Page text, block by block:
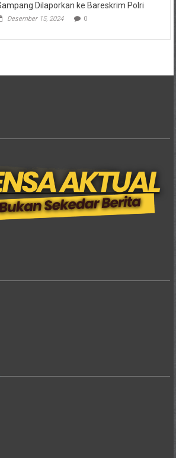
Dilaporkan ke Bareskrim Polri
Desember 15, 2024 0